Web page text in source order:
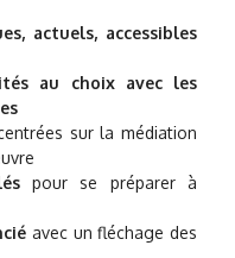
actuels, accessibles
au choix avec les
sur la médiation
pour se préparer à
avec un fléchage des